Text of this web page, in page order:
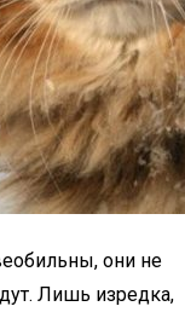
они не
Лишь изредка,